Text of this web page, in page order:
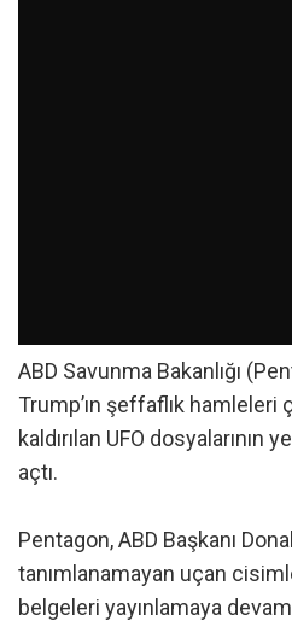
ABD Savunma Bakanlığı
Trump’ın şeffaflık
kaldırılan UFO dosyalarının
açtı.
Pentagon, ABD Başkanı
tanımlanamayan uçan
belgeleri yayınlamaya